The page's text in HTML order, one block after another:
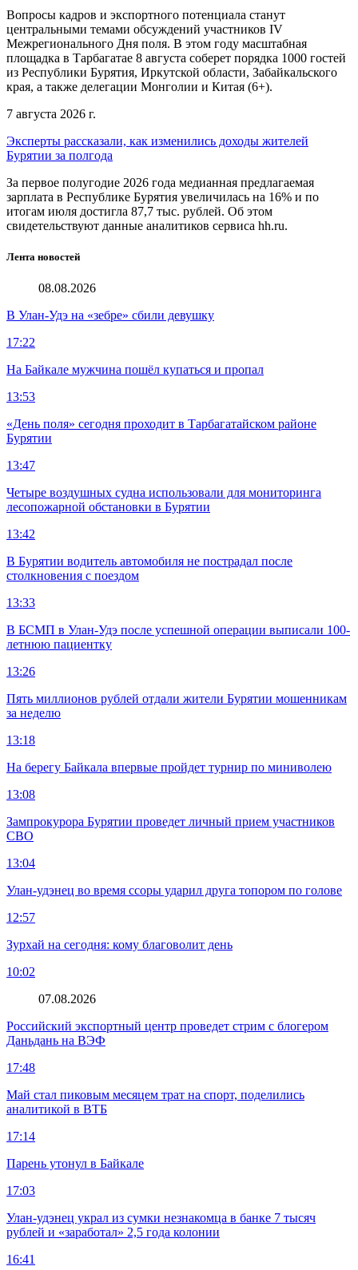
Вопросы кадров и экспортного потенциала станут
центральными темами обсуждений участников IV
Межрегионального Дня поля. В этом году масштабная
площадка в Тарбагатае 8 августа соберет порядка 1000 гостей
из Республики Бурятия, Иркутской области, Забайкальского
края, а также делегации Монголии и Китая (6+).
7 августа 2026 г.
Эксперты рассказали, как изменились доходы жителей
Бурятии за полгода
За первое полугодие 2026 года медианная предлагаемая
зарплата в Республике Бурятия увеличилась на 16% и по
итогам июля достигла 87,7 тыс. рублей. Об этом
свидетельствуют данные аналитиков сервиса hh.ru.
Лента новостей
08.08.2026
В Улан-Удэ на «зебре» сбили девушку
17:22
На Байкале мужчина пошёл купаться и пропал
13:53
«День поля» сегодня проходит в Тарбагатайском районе
Бурятии
13:47
Четыре воздушных судна использовали для мониторинга
лесопожарной обстановки в Бурятии
13:42
В Бурятии водитель автомобиля не пострадал после
столкновения с поездом
13:33
В БСМП в Улан-Удэ после успешной операции выписали 100-
летнюю пациентку
13:26
Пять миллионов рублей отдали жители Бурятии мошенникам
за неделю
13:18
На берегу Байкала впервые пройдет турнир по миниволею
13:08
Зампрокурора Бурятии проведет личный прием участников
СВО
13:04
Улан-удэнец во время ссоры ударил друга топором по голове
12:57
Зурхай на сегодня: кому благоволит день
10:02
07.08.2026
Российский экспортный центр проведет стрим с блогером
Даньдань на ВЭФ
17:48
Май стал пиковым месяцем трат на спорт, поделились
аналитикой в ВТБ
17:14
Парень утонул в Байкале
17:03
Улан-удэнец украл из сумки незнакомца в банке 7 тысяч
рублей и «заработал» 2,5 года колонии
16:41